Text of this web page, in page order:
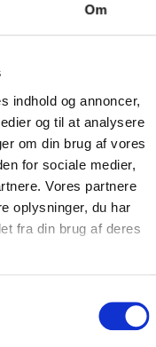
Om
indhold og annoncer,
og til at analysere
om din brug af vores
for sociale medier,
Vores partnere
oplysninger, du har
fra din brug af deres
til oplevelser i